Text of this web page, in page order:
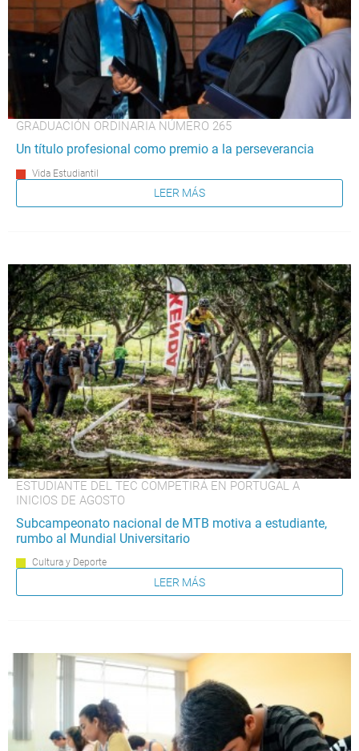
GRADUACIÓN ORDINARIA NÚMERO 265
Un título profesional como premio a la perseverancia
Vida Estudiantil
LEER MÁS
ESTUDIANTE DEL TEC COMPETIRÁ EN PORTUGAL A
INICIOS DE AGOSTO
Subcampeonato nacional de MTB motiva a estudiante,
rumbo al Mundial Universitario
Cultura y Deporte
LEER MÁS